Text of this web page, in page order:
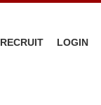
RECRUIT LOGIN